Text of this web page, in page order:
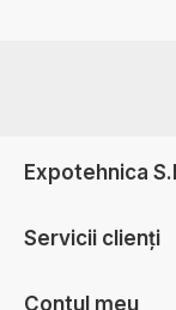
Expotehnica
Servicii clienți
Contul meu